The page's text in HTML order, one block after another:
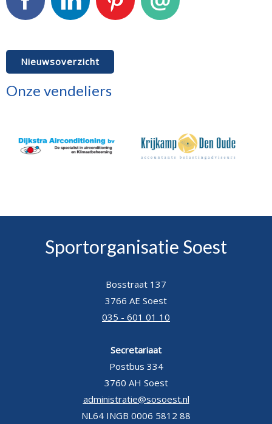
Nieuwsoverzicht
Onze vendeliers
Sportorganisatie Soest
Bosstraat 137
3766 AE Soest
035 - 601 01 10
Secretariaat
Postbus 334
3760 AH Soest
administratie@sosoest.nl
NL64 INGB 0006 5812 88